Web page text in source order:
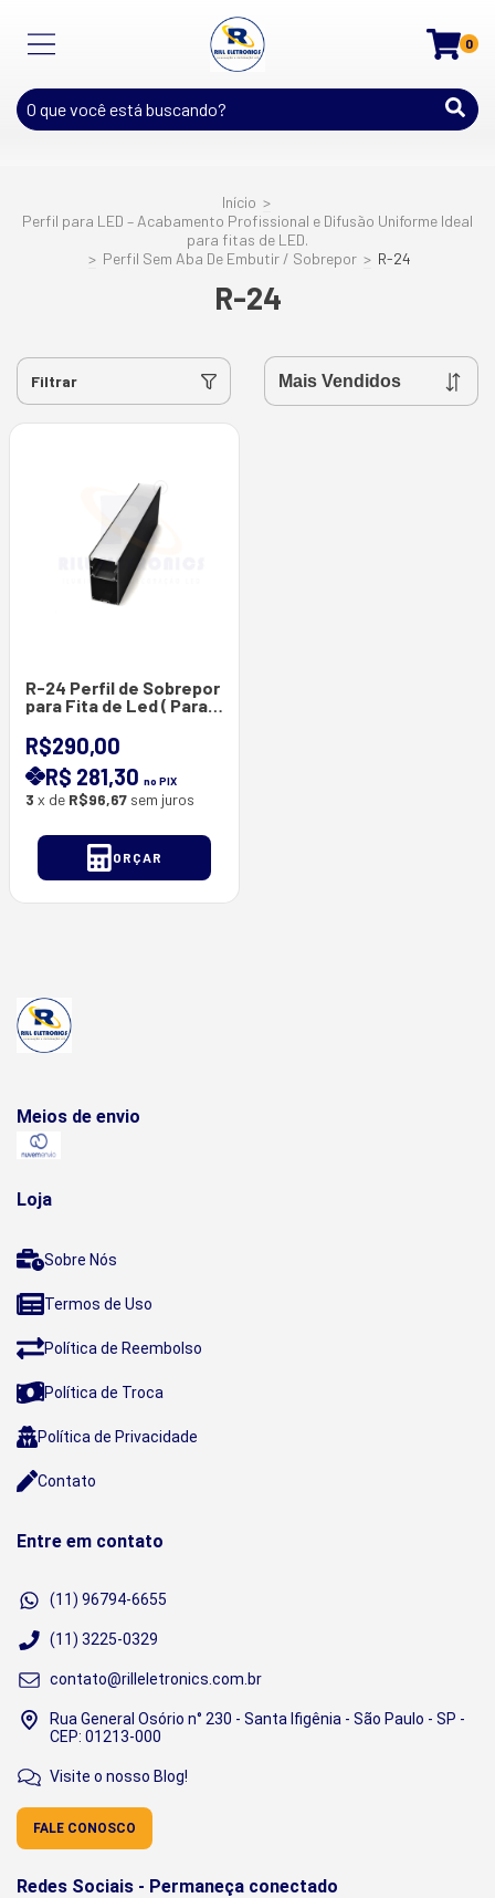
0
Início >
Perfil para LED – Acabamento Profissional e Difusão Uniforme Ideal
para fitas de LED.
> Perfil Sem Aba De Embutir / Sobrepor > R-24
R-24
Filtrar
R-24 Perfil de Sobrepor
para Fita de Led ( Para
Barras com 3 Metros -
35*66 mm
R$290,00
R$ 281,30no PIX
3 x de R$96,67 sem juros
ORÇAR
Meios de envio
Loja
Sobre Nós
Termos de Uso
Política de Reembolso
Política de Troca
Política de Privacidade
Contato
Entre em contato
(11) 96794-6655
(11) 3225-0329
contato@rilleletronics.com.br
Rua General Osório n° 230 - Santa Ifigênia - São Paulo - SP -
CEP: 01213-000
Visite o nosso Blog!
FALE CONOSCO
Redes Sociais - Permaneça conectado